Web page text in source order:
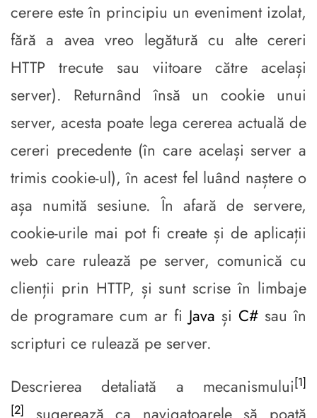
cerere este în principiu un eveniment izolat,
fără a avea vreo legătură cu alte cereri
HTTP trecute sau viitoare către același
server). Returnând însă un cookie unui
server, acesta poate lega cererea actuală de
cereri precedente (în care același server a
trimis cookie-ul), în acest fel luând naștere o
așa numită sesiune. În afară de servere,
cookie-urile mai pot fi create și de aplicații
web care rulează pe server, comunică cu
clienții prin HTTP, și sunt scrise în limbaje
de programare cum ar fi Java și C# sau în
scripturi ce rulează pe server.
Descrierea detaliată a mecanismului[1]
[2]